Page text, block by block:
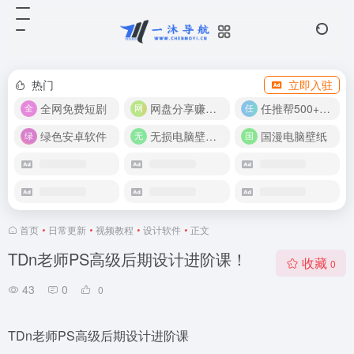
热门
立即入驻
全网免费短剧
网盘分享赚奖金！
任推帮500+推广项目！
绿色安卓软件
无损电脑壁纸合集 国漫电脑壁纸
首页 • 日常更新 • 视频教程 • 设计软件 • 正文
TDn老师PS高级后期设计进阶课！
43 0 0
收藏 0
TDn老师PS高级后期设计进阶课